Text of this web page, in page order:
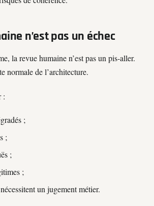
n’est pas un échec
la revue humaine n’est pas un pis-aller.
normale de l’architecture.
:
;
;
;
;
un jugement métier.